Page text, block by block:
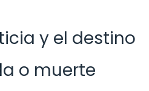
y el destino
o muerte